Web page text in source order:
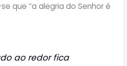
que “a alegria do Senhor é
ao redor fica